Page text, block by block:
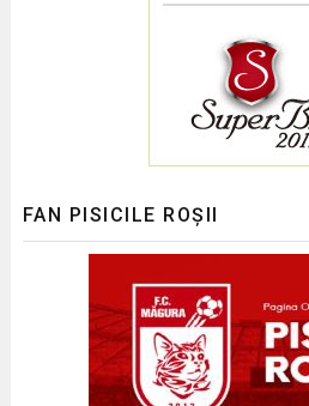
FAN PISICILE ROȘII